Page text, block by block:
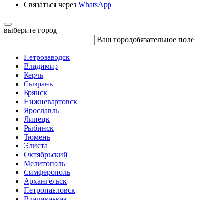
Связаться через WhatsApp
выберите город
Ваш городобязательное поле
Петрозаводск
Владимир
Керчь
Сызрань
Брянск
Нижневартовск
Ярославль
Липецк
Рыбинск
Тюмень
Элиста
Октябрьский
Мелитополь
Симферополь
Архангельск
Петропавловск